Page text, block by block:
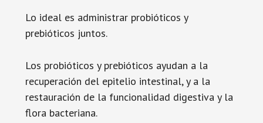
Lo ideal es administrar probióticos y
prebióticos juntos.
Los probióticos y prebióticos ayudan a la
recuperación del epitelio intestinal, y a la
restauración de la funcionalidad digestiva y la
flora bacteriana.